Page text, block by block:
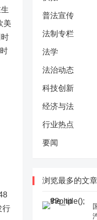
美
行
普法宣传
法制专栏
法学
法治动态
科技创新
经济与法
行业热点
要闻
浏览最多的文章